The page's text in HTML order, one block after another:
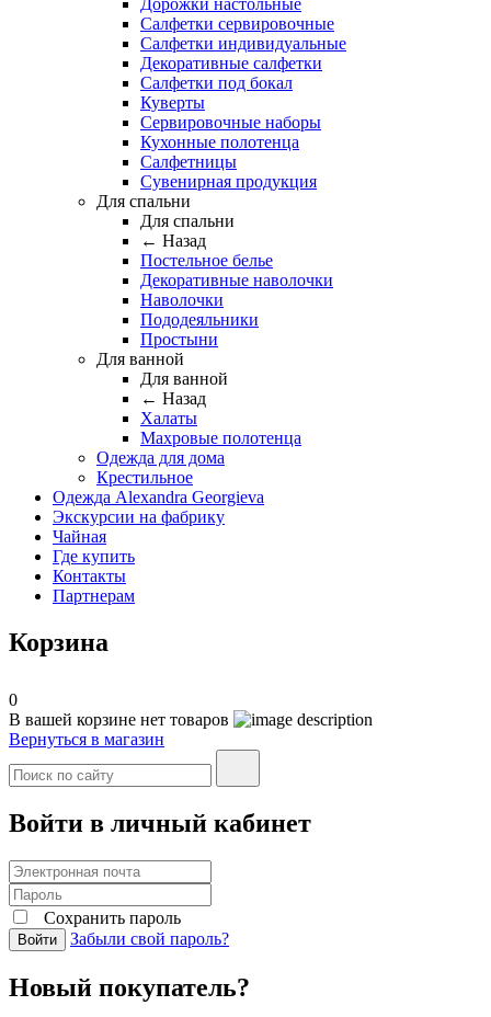
Дорожки настольные
Салфетки сервировочные
Салфетки индивидуальные
Декоративные салфетки
Салфетки под бокал
Куверты
Сервировочные наборы
Кухонные полотенца
Салфетницы
Сувенирная продукция
Для спальни
Для спальни
← Назад
Постельное белье
Декоративные наволочки
Наволочки
Пододеяльники
Простыни
Для ванной
Для ванной
← Назад
Халаты
Махровые полотенца
Одежда для дома
Крестильное
Одежда Alexandra Georgieva
Экскурсии на фабрику
Чайная
Где купить
Контакты
Партнерам
Корзина
0
В вашей корзине нет товаров
Вернуться в магазин
Войти в личный кабинет
Сохранить пароль
Войти Забыли свой пароль?
Новый покупатель?